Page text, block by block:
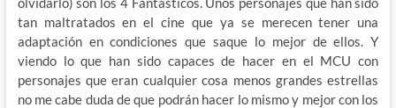
tan maltratados en el cine que ya se merecen tener una
adaptación en condiciones que saque lo mejor de ellos. Y
viendo lo que han sido capaces de hacer en el MCU con
personajes que eran cualquier cosa menos grandes estrellas
no me cabe duda de que podrán hacer lo mismo y mejor con los